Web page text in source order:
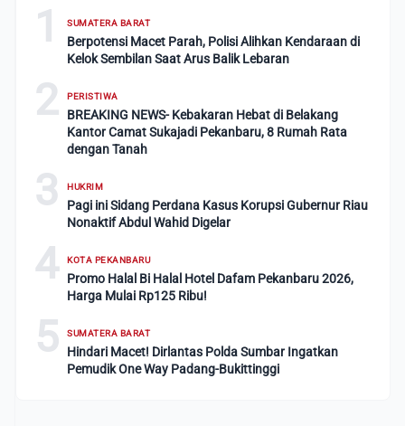
1 SUMATERA BARAT
Berpotensi Macet Parah, Polisi Alihkan Kendaraan di
Kelok Sembilan Saat Arus Balik Lebaran
2 PERISTIWA
BREAKING NEWS- Kebakaran Hebat di Belakang
Kantor Camat Sukajadi Pekanbaru, 8 Rumah Rata
dengan Tanah
3 HUKRIM
Pagi ini Sidang Perdana Kasus Korupsi Gubernur Riau
Nonaktif Abdul Wahid Digelar
4 KOTA PEKANBARU
Promo Halal Bi Halal Hotel Dafam Pekanbaru 2026,
Harga Mulai Rp125 Ribu!
5 SUMATERA BARAT
Hindari Macet! Dirlantas Polda Sumbar Ingatkan
Pemudik One Way Padang-Bukittinggi